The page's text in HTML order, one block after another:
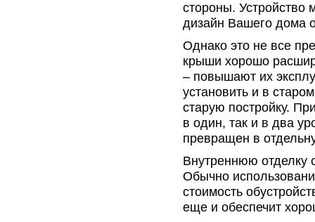
стороны. Устройство
дизайн Вашего дома
Однако это не все
крыши хорошо
– повышают их
установить и в
старую постройку.
в один, так и в два
превращен в
Внутреннюю отделку
Обычно
стоимость
еще и обеспечит